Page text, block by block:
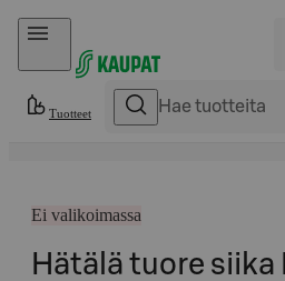
Hyppää sisältöön
Tuotteet
Ei valikoimassa
Hätälä tuore siika II